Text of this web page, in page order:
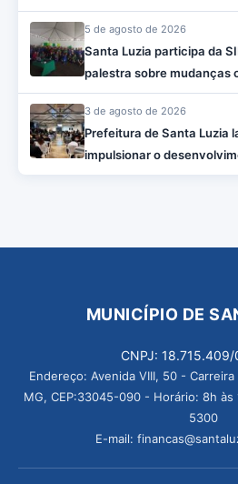
5 de agosto de 2026
Santa Luzia participa da
palestra sobre mudanças
3 de agosto de 2026
Prefeitura de Santa Luzia
impulsionar o
MUNICÍPIO DE
CNPJ:
Endereço: Avenida VIII, 50 -
MG, CEP:33045-090 - Horário: 8h
5300
E-mail: